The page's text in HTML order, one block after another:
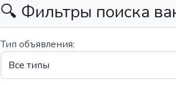
🔍 Фильтры поиска
Тип объявления: